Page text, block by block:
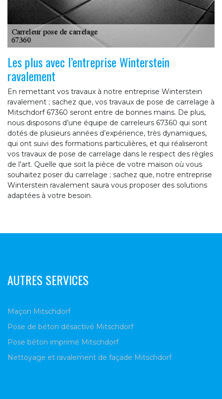
Les plus avec l’entreprise Winterstein
ravalement
En remettant vos travaux à notre entreprise Winterstein
ravalement ; sachez que, vos travaux de pose de carrelage à
Mitschdorf 67360 seront entre de bonnes mains. De plus,
nous disposons d’une équipe de carreleurs 67360 qui sont
dotés de plusieurs années d’expérience, très dynamiques,
qui ont suivi des formations particulières, et qui réaliseront
vos travaux de pose de carrelage dans le respect des règles
de l’art. Quelle que soit la pièce de votre maison où vous
souhaitez poser du carrelage ; sachez que, notre entreprise
Winterstein ravalement saura vous proposer des solutions
adaptées à votre besoin.
AUTRES SERVICES
Maçon Mitschdorf
Pose de béton désactivé Mitschdorf
Pose béton imprimé Mitschdorf
Nettoyage et ravalement de façade Mitschdorf